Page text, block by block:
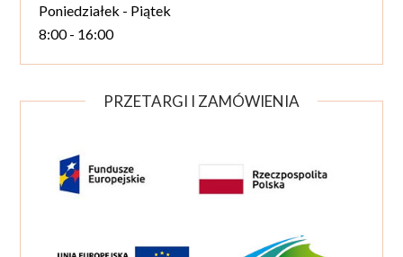
Poniedziałek - Piątek
8:00 - 16:00
PRZETARGI I ZAMÓWIENIA